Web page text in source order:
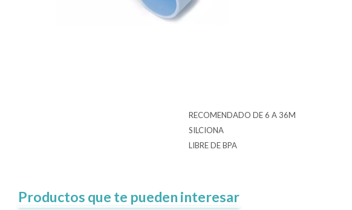
RECOMENDADO DE 6 A 36M
SILCIONA
LIBRE DE BPA
Productos que te pueden interesar